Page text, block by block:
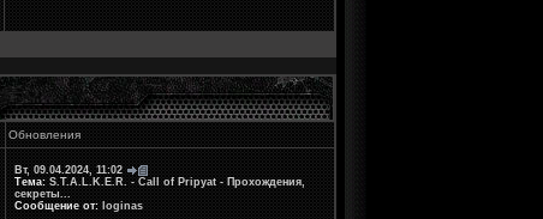
Обновления
Вт, 09.04.2024, 11:02
Тема: S.T.A.L.K.E.R. - Call of Pripyat - Прохождения,
секреты...
Сообщение от: loginas